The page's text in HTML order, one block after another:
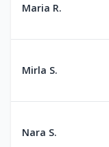
Maria R.
Mirla S.
Nara S.